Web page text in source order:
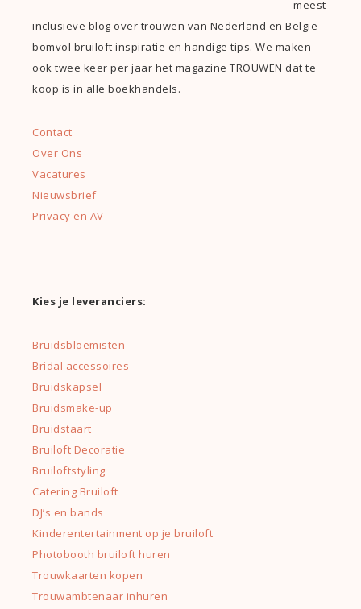
meest
inclusieve blog over trouwen van Nederland en België
bomvol bruiloft inspiratie en handige tips. We maken
ook twee keer per jaar het magazine TROUWEN dat te
koop is in alle boekhandels.
Contact
Over Ons
Vacatures
Nieuwsbrief
Privacy en AV
Kies je leveranciers:
Bruidsbloemisten
Bridal accessoires
Bruidskapsel
Bruidsmake-up
Bruidstaart
Bruiloft Decoratie
Bruiloftstyling
Catering Bruiloft
DJ’s en bands
Kinderentertainment op je bruiloft
Photobooth bruiloft huren
Trouwkaarten kopen
Trouwambtenaar inhuren